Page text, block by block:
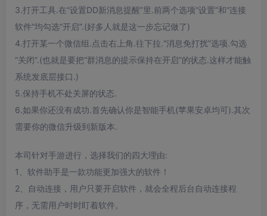
3.打开工具.在“设置DD新消息提醒”里.前两个选项“设置”和“连接
软件”均勾选“开启”.(好多人就是这一步忘记做了)
4.打开某一个微信组.点击右上角.往下拉.“消息免打扰”选项.勾选
“关闭”.(也就是要把“群消息的提示保持在开启”的状态.这样才能触
系统发底层接口.)
5.保持手机不处关屏的状态.
6.如果你还没有成功.首先确认你是智能手机(苹果安卓均可).其次
需要你的微信升级到新版本.
本司针对手游进行，选择我们的四大理由:
1、软件助手是一款功能更加强大的软件！
2、自动连接，用户只要开启软件，就会全程后台自动连接程
序，无需用户时时盯着软件。